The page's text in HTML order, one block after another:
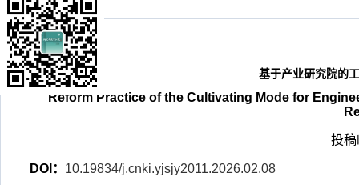
文章摘要
基于产业研究院的
Reform Practice of the Cultivating Mode for
投
DOI： 10.19834/j.cnki.yjsjy2011.2026.02.08